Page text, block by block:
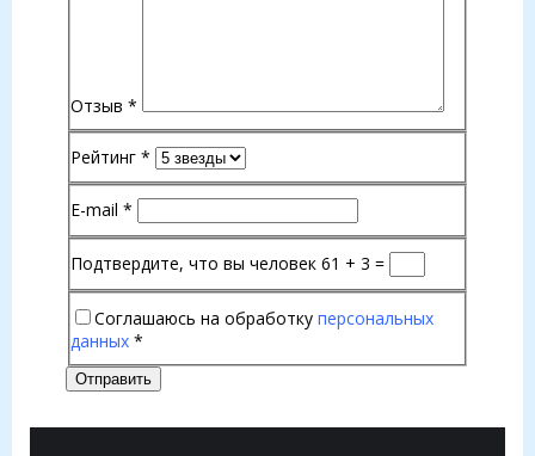
Отзыв *
Рейтинг *
E-mail *
Подтвердите, что вы человек 61 + 3 =
Соглашаюсь на обработку персональных
данных *
Отправить